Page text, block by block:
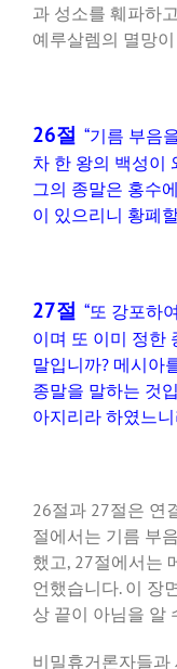
과 성소를 훼파하
예루살렘의 멸망
26절 “기름 부음
차 한 왕의 백성이
그의 종말은 홍수
이 있으리니 황폐
27절 “또 강포하
이며 또 이미 정한
말입니까? 메시아
종말을 말하는 것
아지리라 하였느니
26절과 27절은 연
절에서는 기름 부
했고, 27절에서는
언했습니다. 이 장
상 끝이 아님을 알
비밀휴거론자들과